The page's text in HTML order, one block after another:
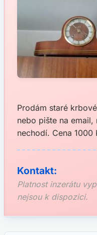
Prodám staré
nebo pište na email,
nechodí. Cena 1000
Kontakt:
Platnost inzerátu
nejsou k dispozici.